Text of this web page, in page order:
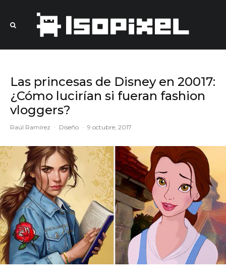
Las princesas de Disney en 20017:
¿Cómo lucirían si fueran fashion
vloggers?
Raúl Ramírez · Diseño · 9 octubre, 2017